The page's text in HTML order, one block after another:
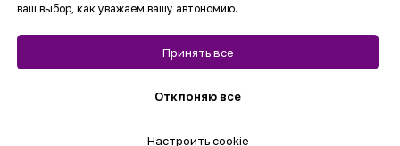
ваш выбор, как уважаем вашу автономию.
Принять все
Отклоняю все
Настроить cookie